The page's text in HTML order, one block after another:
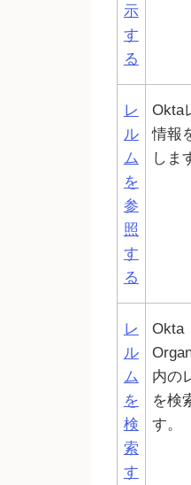
示
す
る
レ
ル
ム
を
参
照
す
る
Okta
情報
しま
レ
ル
ム
を
検
索
す
Okta
内の
を検
す。